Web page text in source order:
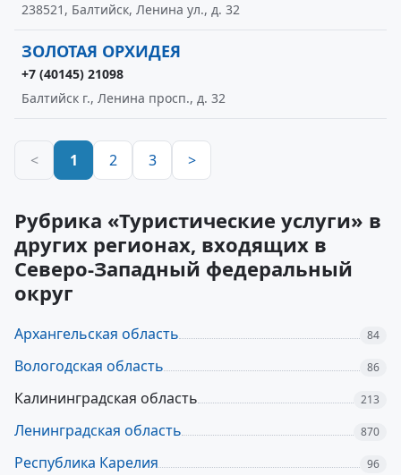
238521, Балтийск, Ленина ул., д. 32
ЗОЛОТАЯ ОРХИДЕЯ
+7 (40145) 21098
Балтийск г., Ленина просп., д. 32
< 1 2 3 >
Рубрика «Туристические услуги» в
других регионах, входящих в
Северо-Западный федеральный
округ
Архангельская область 84
Вологодская область 86
Калининградская область 213
Ленинградская область 870
Республика Карелия 96